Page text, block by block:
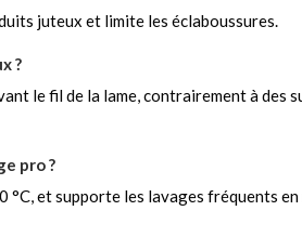
juteux et limite les éclaboussures.
?
le fil de la lame, contrairement à des
pro ?
°C, et supporte les lavages fréquents